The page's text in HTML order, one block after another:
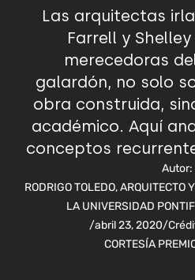
Las arquitectas
Farrell y
merecedoras
galardón, no solo
obra construida,
académico. Aquí
conceptos
Autor:
RODRIGO TOLEDO, ARQUITECTO
LA UNIVERSIDAD
/abril 23, 2020/
CORTESÍA